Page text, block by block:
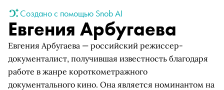
Создано с помощью Snob AI
Евгения Арбугаева
Евгения Арбугаева — российский режиссер-
документалист, получившая известность благодаря
работе в жанре короткометражного
документального кино. Она является номинантом на